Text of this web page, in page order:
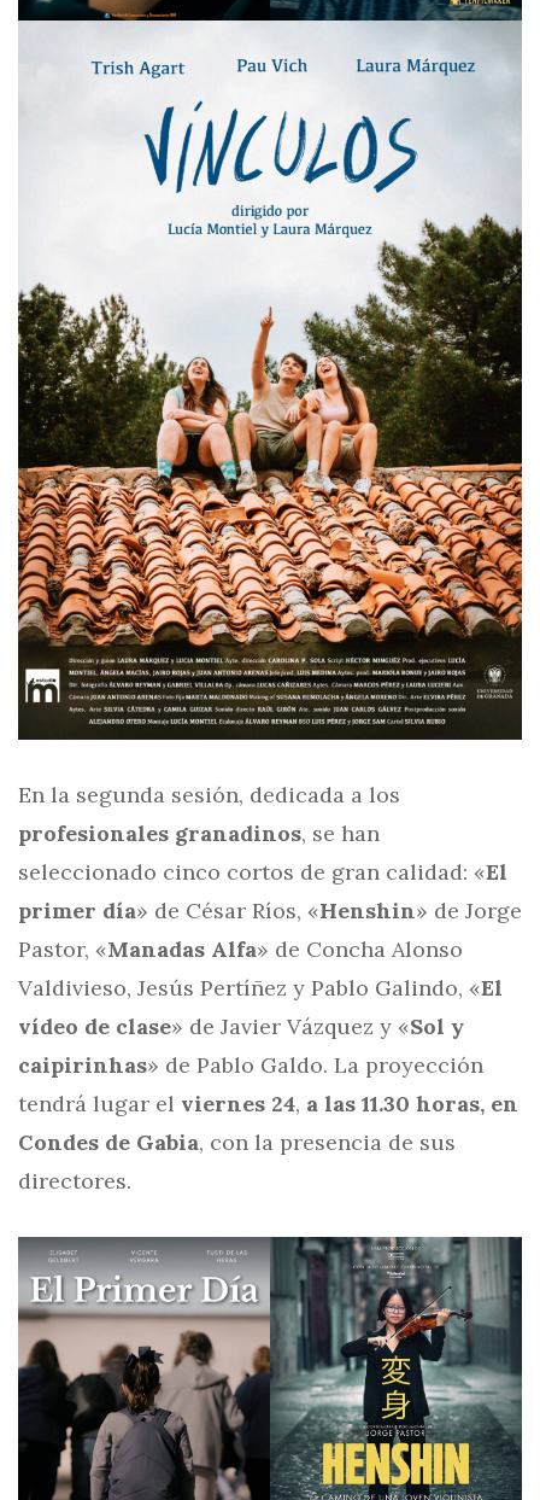
En la segunda sesión, dedicada a los
profesionales granadinos, se han
seleccionado cinco cortos de gran calidad: «El
primer día» de César Ríos, «Henshin» de Jorge
Pastor, «Manadas Alfa» de Concha Alonso
Valdivieso, Jesús Pertíñez y Pablo Galindo, «El
vídeo de clase» de Javier Vázquez y «Sol y
caipirinhas» de Pablo Galdo. La proyección
tendrá lugar el viernes 24, a las 11.30 horas, en
Condes de Gabia, con la presencia de sus
directores.